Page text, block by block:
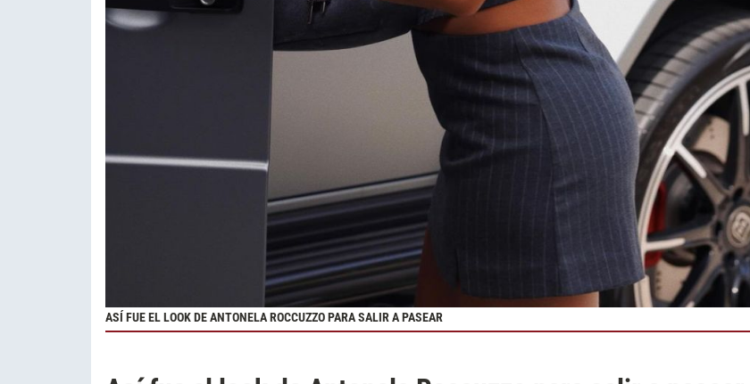
ASÍ FUE EL LOOK DE ANTONELA ROCCUZZO PARA SALIR A PASEAR